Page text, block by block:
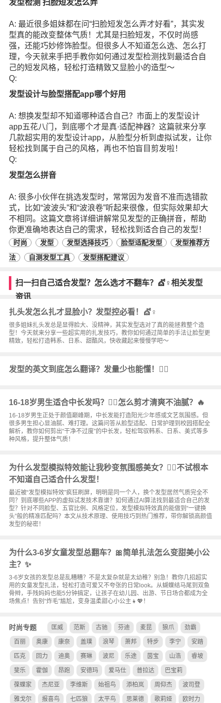
发型检测 扫脸短发怎么弄
A: 最近很多姐妹都在问“扫脸短发怎么弄才好看”，其实发
型真的能改变整体气质！尤其是扫脸短发，不仅时尚感
强，还能巧妙修饰脸型。但很多人不知道怎么选、怎么打
理，今天就来手把手教你如何通过发型检测找到最适合自
己的短发风格，轻松打造精致又显脸小的造型～
Q:
发型设计与脸型搭配app哪个好用
A: 想换发型却不知道哪种适合自己？市面上的发型设计
app五花八门，到底哪个才是真·适配神器？这篇就来分享
几款超实用的发型设计app，从脸型分析到虚拟试发，让你
轻松找到属于自己的风格，再也不怕盲目剪发啦！
Q:
发型怎么拼音
A: 很多小伙伴在挑选发型时，常常因为发音不准而选错款
式，比如“波波头”和“波浪卷”听起来很像，但实际效果却大
不相同。这篇文章将详细讲解常见发型的正确拼音，帮助
你更准确地表达自己的需求，轻松找到适合自己的发型！
时尚 发型 发型选择技巧 脸型适配发型
发型推荐方
法
自测发型工具 发型搭配建议
扫一扫自己适合发型？怎么选才不翻车？💇♀️相关发型
资讯
扎头发怎么扎才显脸小？发型控必看！💇♀️
很多姐妹扎头发总是显得脸大、没精神，其实发型选对了真的能拯救整个造
型！今天就来分享一些超实用的扎发技巧，教你如何通过简单的手法让脸型更
精致，轻松打造韩系、日系、甜酷风，快收藏起来慢慢学吧～
发型的英文到底怎么翻译？发量少也能懂！💇‍♀️
16-18岁男生适合中长发吗？💇‍♂️怎么剪才清爽不油腻？🔥
16-18岁男生正处于颜值巅峰期，中长发能打造阳光少年感或文艺氛围感。但
很多男生担心显油腻、难打理。这篇问答从脸型适配、日常护理到校园搭配全
解析，教你如何剪出“干净不过度”的中长发，轻松驾驭韩系、日系、美式等多
种风格，提升整体气质！
为什么发型模拟特效能让我秒变氛围感美女？💇‍♀️不试根本
不知道自己适合什么发型！
最近被“发型模拟特效”疯狂刷屏，明明是同一个人，换个发型居然气质完全不
同？到底哪些APP的虚拟试发技术靠谱？如何通过AI算法找到最适合自己的发
型？针对不同脸型、五官比例、风格定位，发型模拟特效真的能做到“一键换
头”般的精准匹配吗？本文从技术原理、使用技巧到热门推荐，带你解锁高颜值
发型的秘密！
为什么3-6岁女童发型总翻车？🎀简单扎法怎么变甜美小公
主？✨
3-6岁女孩的发型总是乱糟糟？不是太复杂就是太幼稚？别急！教你几招超实
用的女童发型扎法，轻松打造可爱又不夸张的日常look。从蝴蝶结马尾到双鱼
骨辫，手残妈妈也能5分钟搞定，让孩子在幼儿园、出游、节日场合都成为全
场焦点！告别“炸毛”尴尬，变身温柔甜心小公主👧💖！
时尚专题 匡威 范斯 古驰 芬迪 麦昆 狼爪 劲霸
百丽 奥康 康奈 盖璞 浪琴 萧邦 特步 李宁 安踏
匹克 回力 迪奥 赛琳 波尼 乐途 茵宝 山浩 睿坡
斐乐 霍伽 昂跑 安德玛 爱马仕 普拉达 巴宝莉
葆蝶家 杰尼亚 李维斯 始祖鸟 添柏岚 周仰杰 波司登
雅戈尔 报喜鸟 七匹狼 太平鸟 思莱德 歌莉娅 欧时力